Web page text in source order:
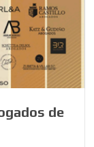
de